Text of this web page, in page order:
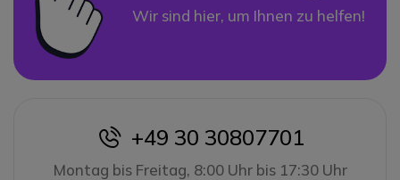
Wir sind hier, um Ihnen zu helfen!
icon
+49 30 30807701
Montag bis Freitag, 8:00 Uhr bis 17:30 Uhr